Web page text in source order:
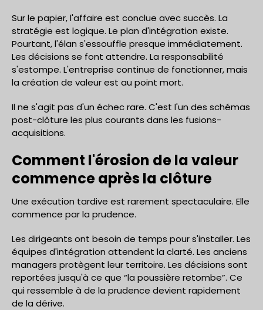
Sur le papier, l'affaire est conclue avec succès. La
stratégie est logique. Le plan d'intégration existe.
Pourtant, l'élan s'essouffle presque immédiatement.
Les décisions se font attendre. La responsabilité
s'estompe. L'entreprise continue de fonctionner, mais
la création de valeur est au point mort.
Il ne s'agit pas d'un échec rare. C'est l'un des schémas
post-clôture les plus courants dans les fusions-
acquisitions.
Comment l'érosion de la valeur
commence après la clôture
Une exécution tardive est rarement spectaculaire. Elle
commence par la prudence.
Les dirigeants ont besoin de temps pour s'installer. Les
équipes d'intégration attendent la clarté. Les anciens
managers protègent leur territoire. Les décisions sont
reportées jusqu'à ce que “la poussière retombe”. Ce
qui ressemble à de la prudence devient rapidement
de la dérive.